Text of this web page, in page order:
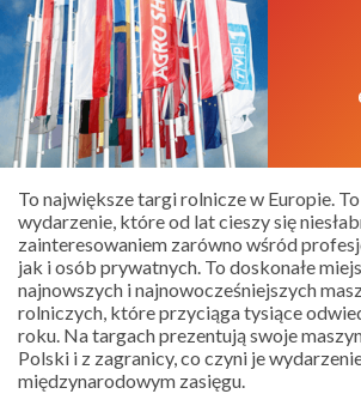
To największe targi rolnicze w Europie.
wydarzenie, które od lat cieszy się
zainteresowaniem zarówno wśród
jak i osób prywatnych. To doskonałe
najnowszych i najnowocześniejszych
rolniczych, które przyciąga tysiące
roku. Na targach prezentują swoje
Polski i z zagranicy, co czyni je
międzynarodowym zasięgu.